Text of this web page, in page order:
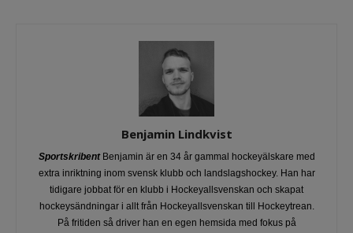
Benjamin Lindkvist
SportskribentBenjamin är en 34 år gammal hockeyälskare med
extra inriktning inom svensk klubb och landslagshockey. Han har
tidigare jobbat för en klubb i Hockeyallsvenskan och skapat
hockeysändningar i allt från Hockeyallsvenskan till Hockeytrean.
På fritiden så driver han en egen hemsida med fokus på